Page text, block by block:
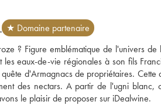
★ Domaine partenaire
? Figure emblématique de l'univers
eaux-de-vie régionales à son fils
d'Armagnacs de propriétaires.
des nectars. A partir de l'ugni
le plaisir de proposer sur iDealwine.